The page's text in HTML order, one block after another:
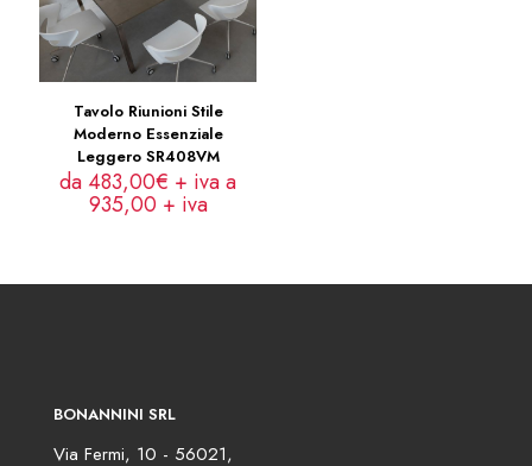
Tavolo Riunioni Stile
Moderno Essenziale
Leggero SR408VM
da 483,00€ + iva a
935,00 + iva
BONANNINI SRL
Via Fermi, 10 - 56021,